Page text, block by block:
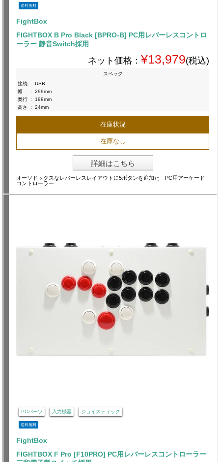
送料無料
FightBox
FIGHTBOX B Pro Black [BPRO-B] PC用レバーレスコントロ
ーラー 静音Switch採用
ネット価格： ¥13,979(税込)
スペック
接続 :
USB
幅
:
299mm
奥行 :
199mm
高さ
: 24mm
在庫状況
在庫なし
詳細はこちら
オーソドックスなレバーレスレイアウトに5ボタンを追加た PC用アーケード
コントローラー
PCパーツ 入力機器 ジョイスティック
送料無料
FightBox
FIGHTBOX F Pro [F10PRO] PC用レバーレスコントローラー